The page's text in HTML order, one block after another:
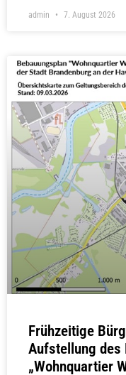
admin 7. August 2026
Frühzeitige
Aufstellung des
„Wohnquartier